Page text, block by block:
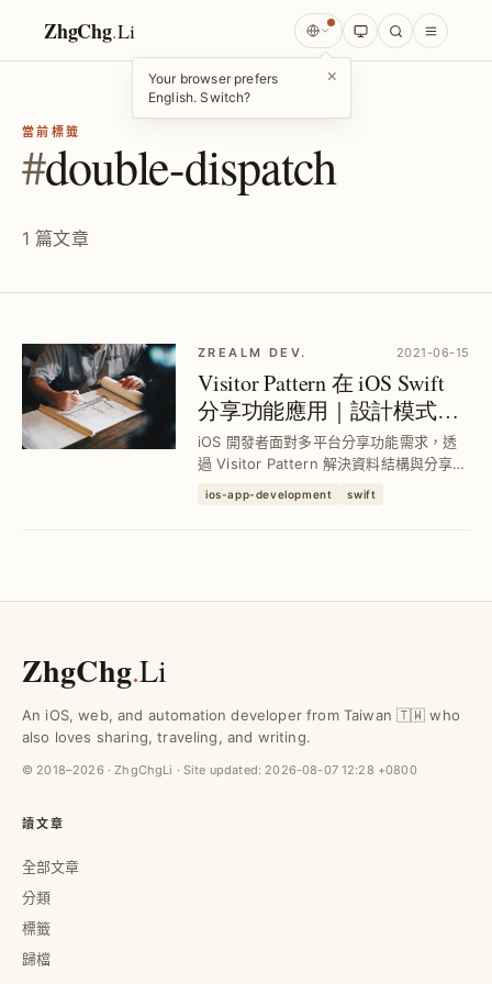
ZhgChg.Li
Your browser prefers
English. Switch?
×
當前標籤
#double-dispatch
1 篇文章
ZREALM DEV. 2021-06-15
Visitor Pattern 在 iOS Swift
分享功能應用｜設計模式實
務解析與最佳架構優化
iOS 開發者面對多平台分享功能需求，透
過 Visitor Pattern 解決資料結構與分享邏
實現靈活擴充與維護，避免過度設計帶來
ios-app-development swift
ZhgChg.Li
An iOS, web, and automation developer from Taiwan 🇹🇼 who
also loves sharing, traveling, and writing.
© 2018–2026 · ZhgChgLi · Site updated: 2026-08-07 12:28 +0800
讀文章
全部文章
分類
標籤
歸檔